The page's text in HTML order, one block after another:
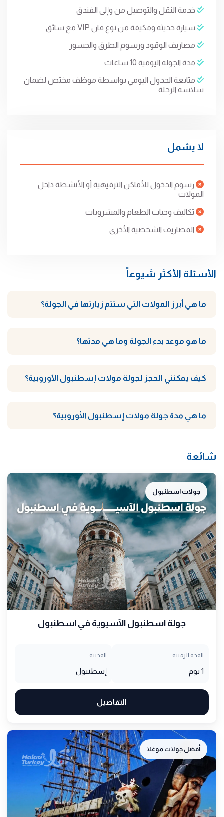
خدمة النقل والتوصيل من وإلى الفندق
سيارة حديثة ومكيفة من نوع فان VIP مع سائق
مصاريف الوقود ورسوم الطرق والجسور
مدة الجولة اليومية 10 ساعات
متابعة الجدول اليومي بواسطة موظف مختص لضمان
سلاسة الرحلة
لا يشمل
رسوم الدخول للأماكن الترفيهية أو الأنشطة داخل
المولات
تكاليف وجبات الطعام والمشروبات
المصاريف الشخصية الأخرى
الأسئلة الأكثر شيوعاً
ما هي أبرز المولات التي ستتم زيارتها في الجولة؟
ما هو موعد بدء الجولة وما هي مدتها؟
كيف يمكنني الحجز لجولة مولات إسطنبول الأوروبية؟
ما هي مدة جولة مولات إسطنبول الأوروبية؟
شائعة
جولات اسطنبول
جولة اسطنبول الآسيوية في اسطنبول
المدة الزمنية
1 يوم
المدينة
إسطنبول
التفاصيل
أفضل جولات موغلا